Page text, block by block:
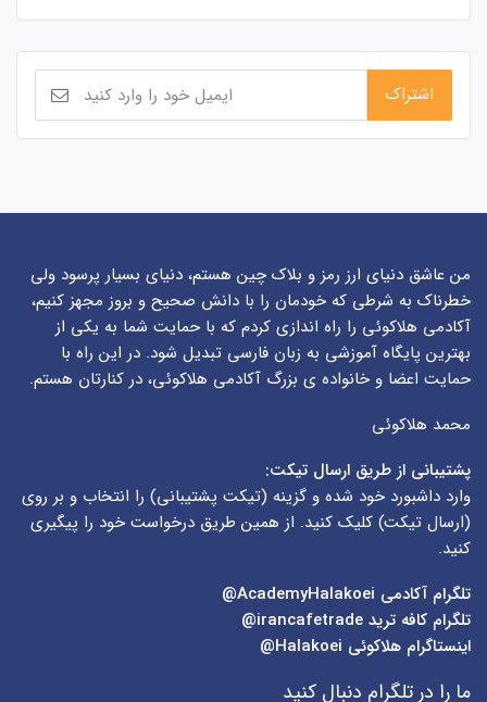
من عاشق دنیای ارز رمز و بلاک چین هستم، دنیای بسیار پرسود ولی
خطرناک به شرطی که خودمان را با دانش صحیح و بروز مجهز کنیم،
آکادمی هلاکوئی را راه اندازی کردم که با حمایت شما به یکی از
بهترین پایگاه آموزشی به زبان فارسی تبدیل شود. در این راه با
حمایت اعضا و خانواده ی بزرگ آکادمی هلاکوئی، در کنارتان هستم.
محمد هلاکوئی
پشتیبانی از طریق ارسال تیکت:
وارد داشبورد خود شده و گزینه (تیکت پشتیبانی) را انتخاب و بر روی
(ارسال تیکت) کلیک کنید. از همین طریق درخواست خود را پیگیری
کنید.
تلگرام آکادمی
تلگرام کافه ترید irancafetrade@
اینستاگرام هلاکوئی Halakoei@
ما را در تلگرام دنبال کنید